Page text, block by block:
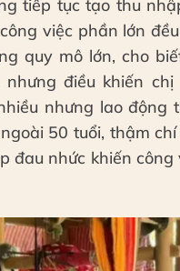
tiếp tục tạo thu
việc phần lớn
quy mô lớn, cho
điều khiến
nhưng lao động
50 tuổi, thậm
đau nhức khiến